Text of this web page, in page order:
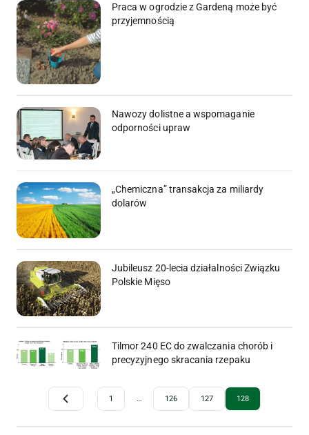
Praca w ogrodzie z Gardeną może być
przyjemnością
Nawozy dolistne a wspomaganie
odporności upraw
„Chemiczna” transakcja za miliardy
dolarów
Jubileusz 20-lecia działalności Związku
Polskie Mięso
Tilmor 240 EC do zwalczania chorób i
precyzyjnego skracania rzepaku
Archive Pagination
1 126 127 128